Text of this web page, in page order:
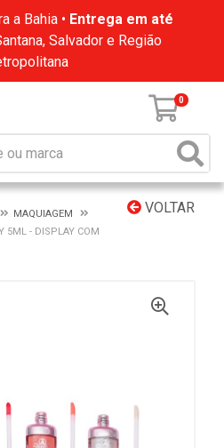
a Bahia • Entrega em até
Salvador e Região
0
VOLTAR
MAQUIAGEM
5ML - DISPLAY COM